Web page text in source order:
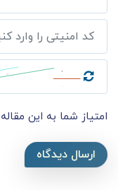
امتیاز شما به این مقاله
ارسال دیدگاه